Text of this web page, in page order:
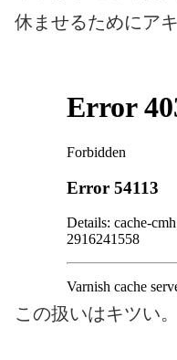
休ませるためにア
この扱いはキツい。